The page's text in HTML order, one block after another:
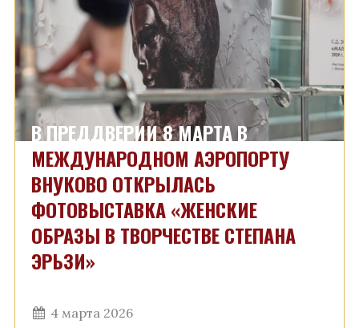
В ПРЕДДВЕРИИ 8 МАРТА В
МЕЖДУНАРОДНОМ АЭРОПОРТУ
ВНУКОВО ОТКРЫЛАСЬ
ФОТОВЫСТАВКА «ЖЕНСКИЕ
ОБРАЗЫ В ТВОРЧЕСТВЕ СТЕПАНА
ЭРЬЗИ»
4 марта 2026